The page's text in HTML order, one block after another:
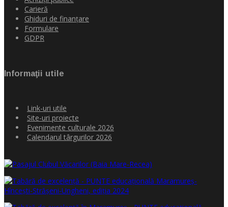
Carieră
Ghiduri de finanţare
Formulare
GDPR
Informaţii utile
Link-uri utile
Site-uri proiecte
Evenimente culturale 2026
Calendarul târgurilor 2026